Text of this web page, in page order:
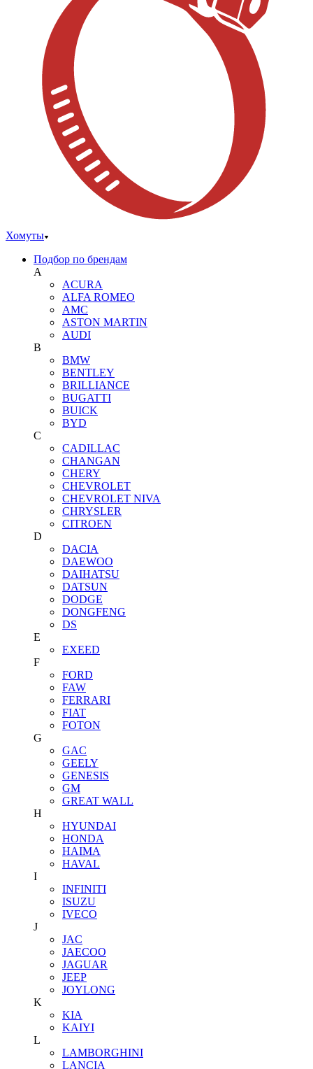
Хомуты
Подбор по брендам
A
ACURA
ALFA ROMEO
AMC
ASTON MARTIN
AUDI
B
BMW
BENTLEY
BRILLIANCE
BUGATTI
BUICK
BYD
C
CADILLAC
CHANGAN
CHERY
CHEVROLET
CHEVROLET NIVA
CHRYSLER
CITROEN
D
DACIA
DAEWOO
DAIHATSU
DATSUN
DODGE
DONGFENG
DS
E
EXEED
F
FORD
FAW
FERRARI
FIAT
FOTON
G
GAC
GEELY
GENESIS
GM
GREAT WALL
H
HYUNDAI
HONDA
HAIMA
HAVAL
I
INFINITI
ISUZU
IVECO
J
JAC
JAECOO
JAGUAR
JEEP
JOYLONG
K
KIA
KAIYI
L
LAMBORGHINI
LANCIA